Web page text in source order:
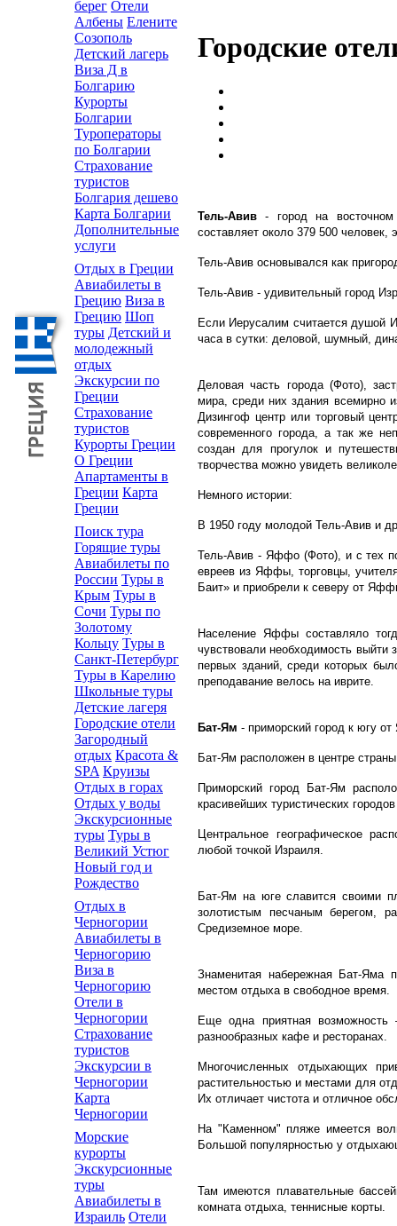
берег Отели
Албены Елените
Созополь
Детский лагерь
Виза Д в
Болгарию
Курорты
Болгарии
Туроператоры
по Болгарии
Страхование
туристов
Болгария дешево
Карта Болгарии
Дополнительные
услуги
Отдых в Греции
Авиабилеты в
Грецию Виза в
Грецию Шоп
туры Детский и
молодежный
отдых
Экскурсии по
Греции
Страхование
туристов
Курорты Греции
О Греции
Апартаменты в
Греции Карта
Греции
Поиск тура
Горящие туры
Авиабилеты по
России Туры в
Крым Туры в
Сочи Туры по
Золотому
Кольцу Туры в
Санкт-Петербург
Туры в Карелию
Школьные туры
Детские лагеря
Городские отели
Загородный
отдых Красота &
SPA Круизы
Отдых в горах
Отдых у воды
Экскурсионные
туры Туры в
Великий Устюг
Новый год и
Рождество
Отдых в
Черногории
Авиабилеты в
Черногорию
Виза в
Черногорию
Отели в
Черногории
Страхование
туристов
Экскурсии в
Черногории
Карта
Черногории
Морские
курорты
Экскурсионные
туры
Авиабилеты в
Израиль Отели
Городские
Тель-Авив - город на
составляет около 379 500
Тель-Авив основывался как
Тель-Авив - удивительный город
Если Иерусалим считается душой
часа в сутки: деловой, шумный,
Деловая часть города (Фото),
мира, среди них здания всемирно
Дизингоф центр или торговый
современного города, а так же
создан для прогулок и
творчества можно увидеть
Немного истории:
В 1950 году молодой Тель-Авив и
Тель-Авив - Яффо (Фото), и с тех
евреев из Яффы, торговцы,
Баит» и приобрели к северу от
Население Яффы составляло
чувствовали необходимость выйти
первых зданий, среди которых
преподавание велось на иврите.
Бат-Ям - приморский город к югу
Бат-Ям расположен в центре
Приморский город Бат-Ям
красивейших туристических
Центральное географическое
любой точкой Израиля.
Бат-Ям на юге славится своими
золотистым песчаным берегом,
Средиземное море.
Знаменитая набережная Бат-Яма
местом отдыха в свободное время.
Еще одна приятная возможность
разнообразных кафе и ресторанах.
Многочисленных отдыхающих
растительностью и местами для
Их отличает чистота и отличное
На "Каменном" пляже имеется
Большой популярностью у
Там имеются плавательные
комната отдыха, теннисные корты.